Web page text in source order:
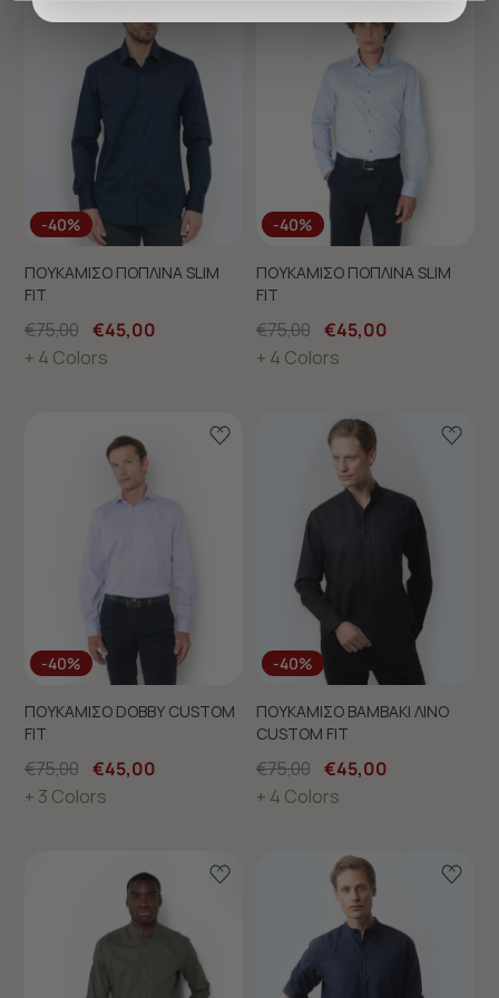
προσφέρουμε εξατομικευμένες υπηρεσίες και
διαφημίσεις. Για να προσαρμόσετε τις επιλογές σας ή
να ανακαλέσετε τη συγκατάθεσή σας επιλέξτε το
"Ρυθμίσεις Cookies " ανά πάσα στιγμή με ισχύ για το
μέλλον. Εάν επιθυμείτε να μάθετε περισσότερα
σχετικά με τα cookies, επισκεφθείτε οποιαδήποτε στιγμή
τη σελίδα
Πολιτική cookies (link)
-40%
ΠΟΥΚΑΜΙΣΟ ΠΟΠΛΙΝΑ SLIM
FIT
€75,00 €45,00
+ 4 Colors
-40%
ΠΟΥΚΑΜΙΣΟ ΠΟΠΛΙΝΑ SLIM
FIT
€75,00 €45,00
+ 4 Colors
-40%
ΠΟΥΚΑΜΙΣΟ DOBBY CUSTOM
FIT
€75,00 €45,00
+ 3 Colors
-40%
ΠΟΥΚΑΜΙΣΟ ΒΑΜΒΑΚΙ ΛΙΝΟ
CUSTOM FIT
€75,00 €45,00
+ 4 Colors